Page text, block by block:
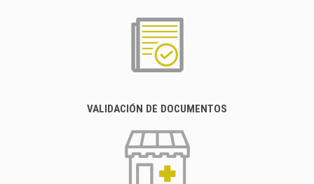
VALIDACIÓN DE DOCUMENTOS